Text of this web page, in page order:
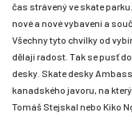
čas strávený ve skate
nové a nové vybavení a
Všechny tyto chvilky od
dělají radost. Tak se pusť
desky. Skate desky
kanadského javoru, na
Tomáš Stejskal nebo Kiko